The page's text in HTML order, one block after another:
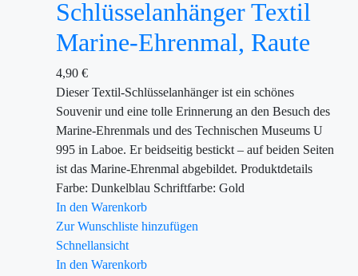
Schlüsselanhänger Textil
Marine-Ehrenmal, Raute
4,90 €
Dieser Textil-Schlüsselanhänger ist ein schönes
Souvenir und eine tolle Erinnerung an den Besuch des
Marine-Ehrenmals und des Technischen Museums U
995 in Laboe. Er beidseitig bestickt – auf beiden Seiten
ist das Marine-Ehrenmal abgebildet. Produktdetails
Farbe: Dunkelblau Schriftfarbe: Gold
In den Warenkorb
Zur Wunschliste hinzufügen
Schnellansicht
In den Warenkorb